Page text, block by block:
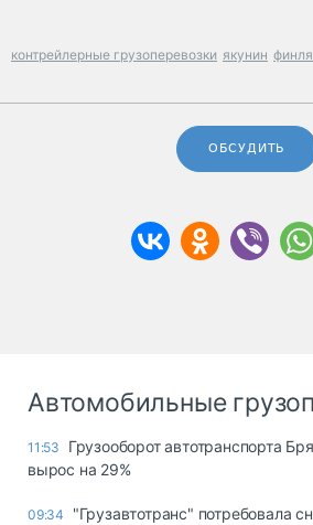
контрейлерные грузоперевозки якунин
ОБСУДИТЬ
Автомобильные
11:53
Грузооборот автотранспорта
вырос на 29%
09:34
"Грузавтотранс" потребовала